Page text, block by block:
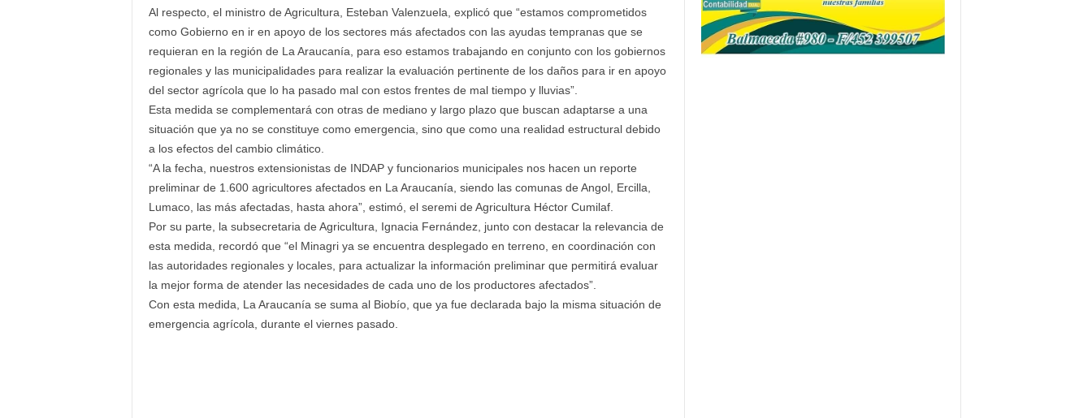
Al respecto, el ministro de Agricultura, Esteban Valenzuela, explicó que “estamos comprometidos
como Gobierno en ir en apoyo de los sectores más afectados con las ayudas tempranas que se
requieran en la región de La Araucanía, para eso estamos trabajando en conjunto con los gobiernos
regionales y las municipalidades para realizar la evaluación pertinente de los daños para ir en apoyo
del sector agrícola que lo ha pasado mal con estos frentes de mal tiempo y lluvias”.
Esta medida se complementará con otras de mediano y largo plazo que buscan adaptarse a una
situación que ya no se constituye como emergencia, sino que como una realidad estructural debido
a los efectos del cambio climático.
“A la fecha, nuestros extensionistas de INDAP y funcionarios municipales nos hacen un reporte
preliminar de 1.600 agricultores afectados en La Araucanía, siendo las comunas de Angol, Ercilla,
Lumaco, las más afectadas, hasta ahora”, estimó, el seremi de Agricultura Héctor Cumilaf.
Por su parte, la subsecretaria de Agricultura, Ignacia Fernández, junto con destacar la relevancia de
esta medida, recordó que “el Minagri ya se encuentra desplegado en terreno, en coordinación con
las autoridades regionales y locales, para actualizar la información preliminar que permitirá evaluar
la mejor forma de atender las necesidades de cada uno de los productores afectados”.
Con esta medida, La Araucanía se suma al Biobío, que ya fue declarada bajo la misma situación de
emergencia agrícola, durante el viernes pasado.